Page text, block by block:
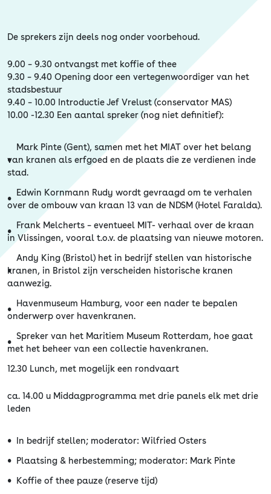
De sprekers zijn deels nog onder voorbehoud.
9.00 – 9.30 ontvangst met koffie of thee
9.30 – 9.40 Opening door een vertegenwoordiger van het
stadsbestuur
9.40 – 10.00 Introductie Jef Vrelust (conservator MAS)
10.00 -12.30 Een aantal spreker (nog niet definitief):
Mark Pinte (Gent), samen met het MIAT over het belang
van kranen als erfgoed en de plaats die ze verdienen inde
stad.
Edwin Kornmann Rudy wordt gevraagd om te verhalen
over de ombouw van kraan 13 van de NDSM (Hotel Faralda).
Frank Melcherts – eventueel MIT- verhaal over de kraan
in Vlissingen, vooral t.o.v. de plaatsing van nieuwe motoren.
Andy King (Bristol) het in bedrijf stellen van historische
kranen, in Bristol zijn verscheiden historische kranen
aanwezig.
Havenmuseum Hamburg, voor een nader te bepalen
onderwerp over havenkranen.
Spreker van het Maritiem Museum Rotterdam, hoe gaat
met het beheer van een collectie havenkranen.
12.30 Lunch, met mogelijk een rondvaart
ca. 14.00 u Middagprogramma met drie panels elk met drie
leden
In bedrijf stellen; moderator: Wilfried Osters
Plaatsing & herbestemming; moderator: Mark Pinte
Koffie of thee pauze (reserve tijd)